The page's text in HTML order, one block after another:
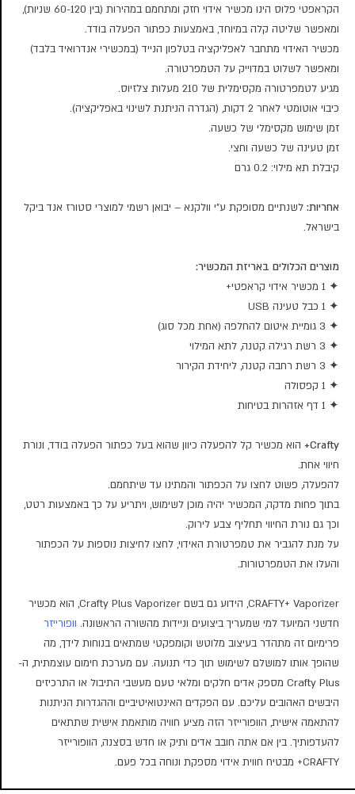
הקראפטי פלוס הינו מכשיר אידוי חזק ומתחמם במהירות (בין 60-120 שניות),
ומאפשר שליטה קלה במיוחד, באמצעות כפתור הפעלה בודד.
מכשיר האידוי מתחבר לאפליקציה בטלפון הנייד (במכשירי אנדרואיד בלבד)
ומאפשר לשלוט במדוייק על הטמפרטורה.
מגיע לטמפרטורה מקסימלית של 210 מעלות צלזיוס.
כיבוי אוטומטי לאחר 2 דקות, (הגדרה הניתנת לשינוי באפליקציה).
זמן שימוש מקסימלי של כשעה.
זמן טעינה של כשעה וחצי.
קיבלת תא מילוי: 0.2 גרם
אחריות: לשנתיים מסופקת ע”י וולקנא – יבואן רשמי למוצרי סטורז אנד ביקל
בישראל.
מוצרים הכלולים באריזת המכשיר:
✦ 1 מכשיר אידוי קראפטי+
✦ 1 כבל טעינה USB
✦ 3 גומיית איטום להחלפה (אחת מכל סוג)
✦ 3 רשת רגילה קטנה, לתא המילוי
✦ 3 רשת רחבה קטנה, ליחידת הקירור
✦ 1 קפסולה
✦ 1 דף אזהרות בטיחות
Crafty+
הוא מכשיר קל להפעלה כיוון שהוא בעל כפתור הפעלה בודד, ונורת
חיווי אחת.
להפעלה, פשוט לחצו על הכפתור והמתינו עד שיתחמם.
בתוך פחות מדקה, המכשיר יהיה מוכן לשימוש, ויתריע על כך באמצעות רטט,
וכך גם נורת החיווי תחליף צבע לירוק.
על מנת להגביר את טמפרטורת האידוי, לחצו לחיצות נוספות על הכפתור
והעלו את הטמפרטורות.
CRAFTY+ Vaporizer, הידוע גם בשם Crafty Plus Vaporizer, הוא מכשיר
חדשני המיועד למי שמעריך ביצועים וניידות מהשורה הראשונה. וופורייזר
פרימיום זה מתהדר בעיצוב מלוטש וקומפקטי שמתאים בנוחות לידך, מה
שהופך אותו למושלם לשימוש תוך כדי תנועה. עם מערכת חימום עוצמתית, ה-
Crafty Plus מספק אדים חלקים ומלאי טעם מעשבי התיבול או התרכיזים
היבשים האהובים עליכם. עם הפקדים האינטואיטיביים וההגדרות הניתנות
להתאמה אישית, הוופורייזר הזה מציע חוויה מותאמת אישית שתתאים
להעדפותיך. בין אם אתה חובב אדים ותיק או חדש בסצנה, הוופורייזר
CRAFTY+ מבטיח חווית אידוי מספקת ונוחה בכל פעם.